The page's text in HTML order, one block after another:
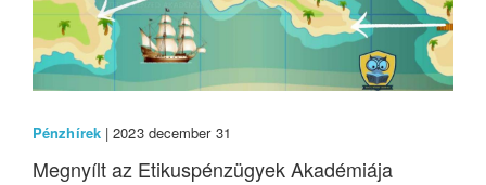
Pénzhírek| 2023 december 31
Megnyílt az Etikuspénzügyek Akadémiája